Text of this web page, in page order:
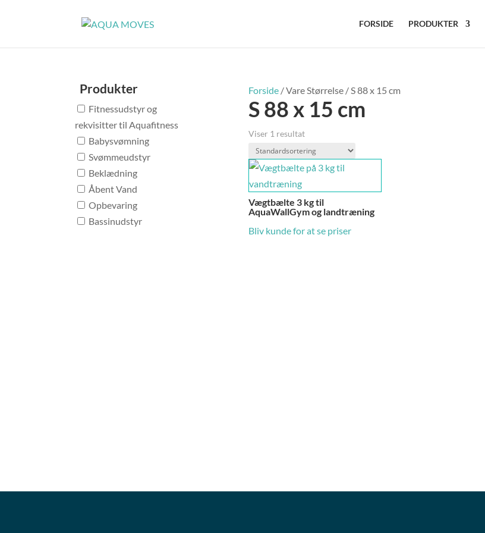
FORSIDE PRODUKTER
Forside/ Vare Størrelse / S 88 x 15 cm
S 88 x 15 cm
Viser 1 resultat
Vægtbælte 3 kg til
AquaWallGym og landtræning
Bliv kunde for at se priser
Produkter
Fitnessudstyr og
rekvisitter til Aquafitness
Babysvømning
Svømmeudstyr
Beklædning
Åbent Vand
Opbevaring
Bassinudstyr